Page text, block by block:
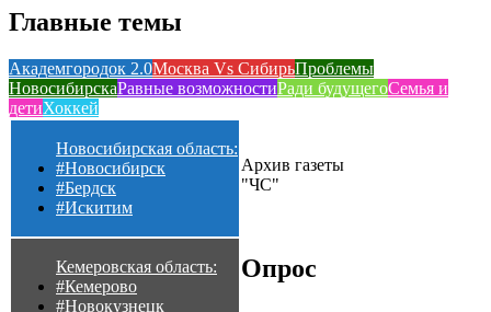
Главные темы
Академгородок 2.0Москва Vs СибирьПроблемы
НовосибирскаРавные возможностиРади будущегоСемья и
детиХоккей
Новосибирская область:
#Новосибирск
#Бердск
#Искитим
Кемеровская область:
#Кемерово
#Новокузнецк
Архив газеты
"ЧС"
Опрос